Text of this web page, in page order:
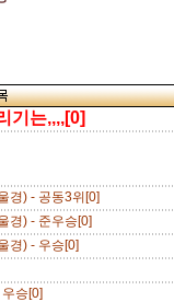
기는,,,,[0]
경) - 공동3위[0]
경) - 준우승[0]
경) - 우승[0]
승[0]